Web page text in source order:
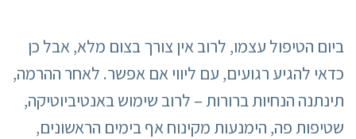
ביום הטיפול עצמו, לרוב אין צורך בצום מלא, אבל כן
כדאי להגיע רגועים, עם ליווי אם אפשר. לאחר ההרמה,
תינתנה הנחיות ברורות – לרוב שימוש באנטיביוטיקה,
שטיפות פה, הימנעות מקינוח אף בימים הראשונים,